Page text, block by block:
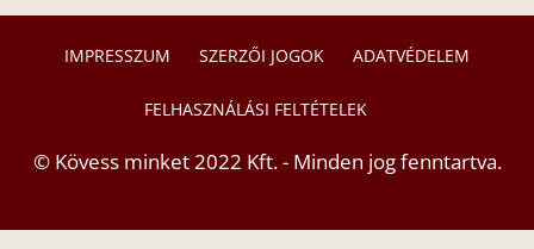
IMPRESSZUM SZERZŐI JOGOK ADATVÉDELEM
FELHASZNÁLÁSI FELTÉTELEK
© Kövess minket 2022 Kft. - Minden jog fenntartva.